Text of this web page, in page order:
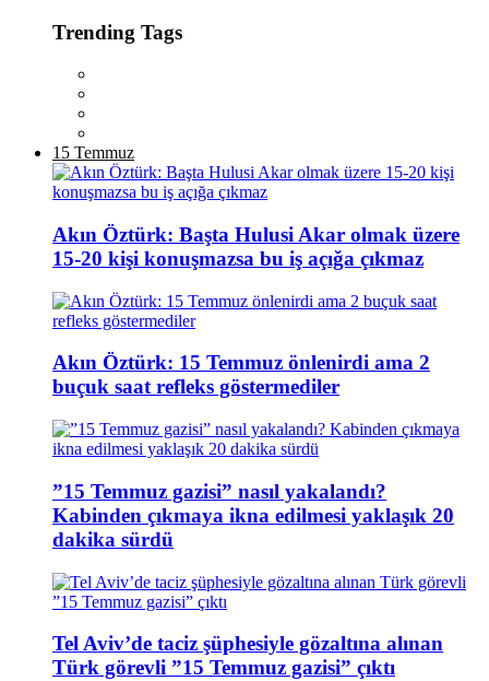
Trending Tags
15 Temmuz
Akın Öztürk: Başta Hulusi Akar olmak üzere
15-20 kişi konuşmazsa bu iş açığa çıkmaz
Akın Öztürk: 15 Temmuz önlenirdi ama 2
buçuk saat refleks göstermediler
”15 Temmuz gazisi” nasıl yakalandı?
Kabinden çıkmaya ikna edilmesi yaklaşık 20
dakika sürdü
Tel Aviv’de taciz şüphesiyle gözaltına alınan
Türk görevli ”15 Temmuz gazisi” çıktı